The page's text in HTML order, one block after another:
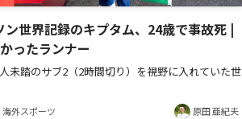
ン世界記録のキプタム、24歳で事故死 |
ったランナー
未踏のサブ2（2時間切り）を視野に入れていた世
海外スポーツ 原田 亜紀夫